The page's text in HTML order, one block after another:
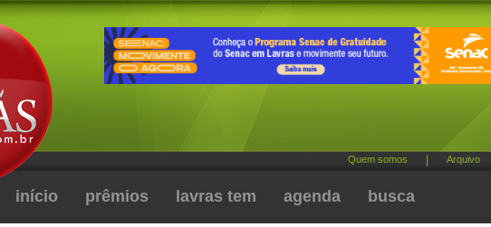
Quem somos Arquivo
início prêmios lavras tem agenda busca